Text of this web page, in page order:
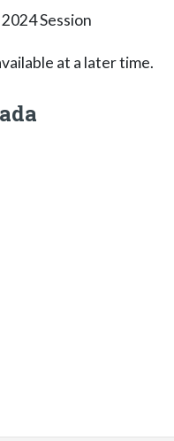
Session
at a later time.